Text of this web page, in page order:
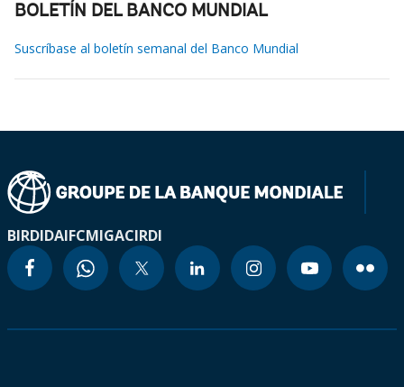
BOLETÍN DEL BANCO MUNDIAL
Suscríbase al boletín semanal del Banco Mundial
BIRDIDAIFCMIGACIRDI